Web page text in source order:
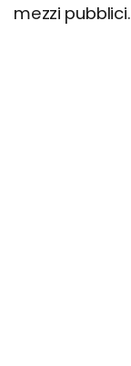
mezzi pubblici.